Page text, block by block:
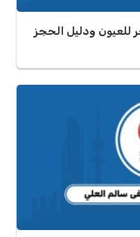
ودليل الحجز